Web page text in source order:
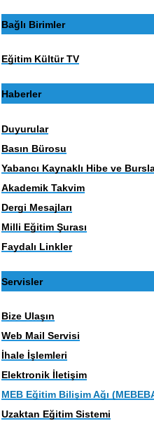
Bağlı Birimler
Eğitim Kültür TV
Haberler
Duyurular
Basın Bürosu
Yabancı Kaynaklı Hibe ve
Akademik Takvim
Dergi Mesajları
Milli Eğitim Şurası
Faydalı Linkler
Servisler
Bize Ulaşın
Web Mail Servisi
İhale İşlemleri
Elektronik İletişim
MEB Eğitim Bilişim Ağı
Uzaktan Eğitim Sistemi